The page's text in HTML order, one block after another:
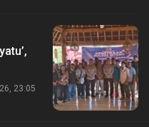
23:05